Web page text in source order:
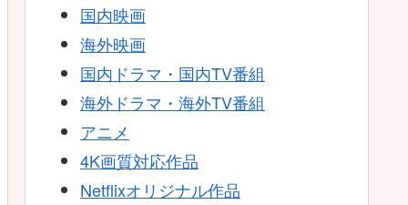
国内映画
海外映画
国内ドラマ・国内TV番組
海外ドラマ・海外TV番組
アニメ
4K画質対応作品
Netflixオリジナル作品